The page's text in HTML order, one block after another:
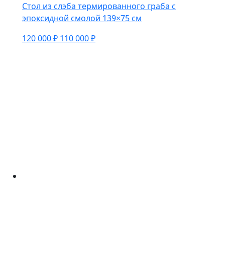
Стол из слэба термированного граба с
эпоксидной смолой 139×75 см
120 000 ₽ 110 000 ₽